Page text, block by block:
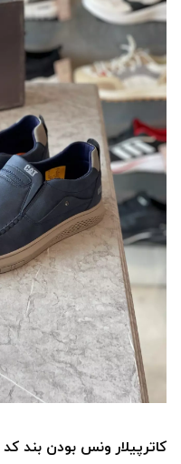
کاترپیلار ونس بودن بند کد CLM-A92 رنگ سرمه ای سایز 45